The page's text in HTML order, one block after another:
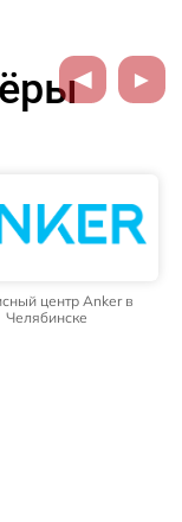
центр Anker в
Челябинске